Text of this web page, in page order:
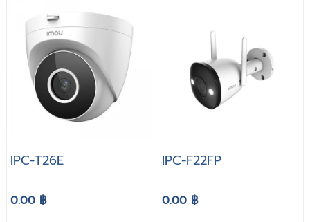
IPC-T26E
0.00 ฿
IPC-F22FP
0.00 ฿